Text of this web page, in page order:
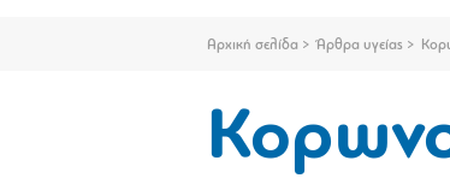
Αρχική σελίδα Άρθρα υγείας